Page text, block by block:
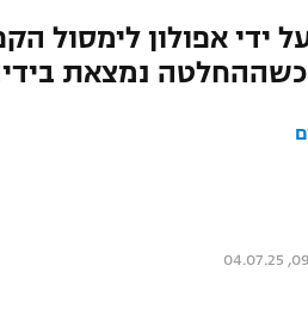
ידי אפולון לימסול
נמצאת